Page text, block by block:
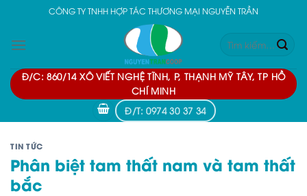
content
CÔNG TY TNHH HỢP TÁC THƯƠNG MẠI NGUYỄN TRẦN
Tìm
kiếm:
Đ/C: 860/14 XÔ VIẾT NGHỆ TĨNH, P, THẠNH MỸ TÂY, TP HỒ
CHÍ MINH
Đ/T: 0974 30 37 34
TIN TỨC
Phân biệt tam thất nam và tam thất
bắc